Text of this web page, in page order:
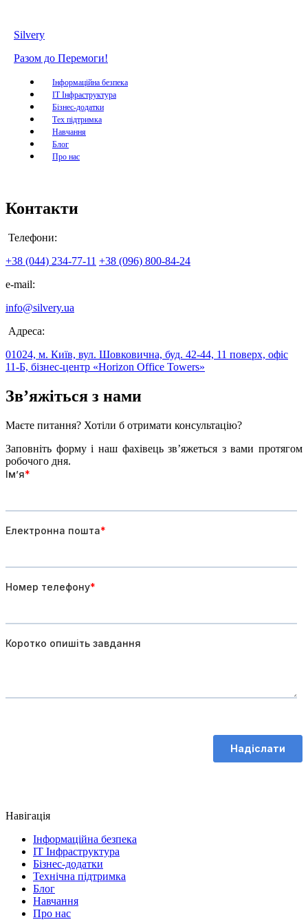
Silvery
Разом до Перемоги!
Інформаційна безпека
IT Інфраструктура
Бізнес-додатки
Тех підтримка
Навчання
Блог
Про нас
Контакти
Телефони:
+38 (044) 234-77-11 +38 (096) 800-84-24
e-mail:
info@silvery.ua
Адреса:
01024, м. Київ, вул. Шовковична, буд. 42-44, 11 поверх, офіс
11-Б, бізнес-центр «Horizon Office Towers»
Зв’яжіться з нами
Маєте питання? Хотіли б отримати консультацію?
Заповніть форму і наш фахівець зв’яжеться з вами протягом
робочого дня.
Навігація
Інформаційна безпека
IT Інфраструктура
Бізнес-додатки
Технічна підтримка
Блог
Навчання
Про нас